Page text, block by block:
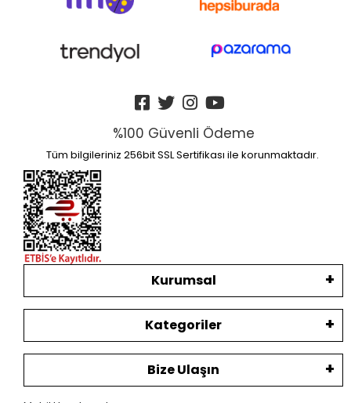
%100 Güvenli Ödeme
Tüm bilgileriniz 256bit SSL Sertifikası ile korunmaktadır.
Kurumsal
Kategoriler
Bize Ulaşın